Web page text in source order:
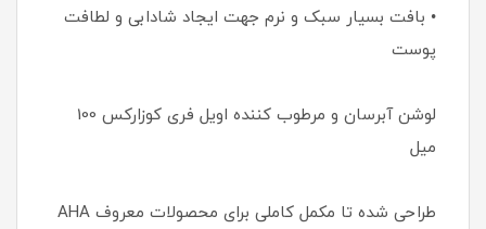
• بافت بسیار سبک و نرم جهت ایجاد شادابی و لطافت
پوست
لوشن آبرسان و مرطوب کننده اویل فری کوزارکس 100
میل
طراحی شده تا مکمل کاملی برای محصولات معروف AHA